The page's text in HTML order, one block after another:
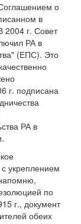
о
в
2004 г. Совет
РА в
(ЕПС). Это
г. подписана
РА в
укреплением
по
г., документ
обеих